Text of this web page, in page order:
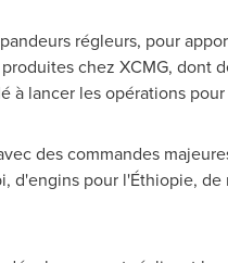
régleurs, pour
chez XCMG, dont
à lancer les opérations
des commandes
, d'engins pour l'Éthiopie,